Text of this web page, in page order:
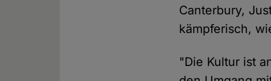
Canterbury,
kämpferisch,
"Die Kultur ist